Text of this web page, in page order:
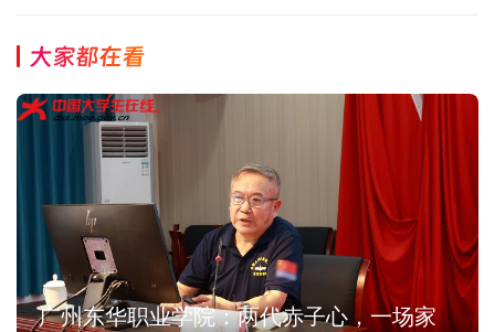
大家都在看
广州东华职业学院：两代赤子心，一场家